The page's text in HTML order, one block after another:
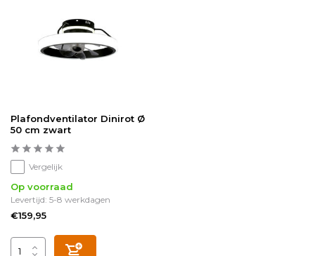
Plafondventilator Dinirot Ø
50 cm zwart
Vergelijk
Op voorraad
Levertijd: 5-8 werkdagen
€159,95